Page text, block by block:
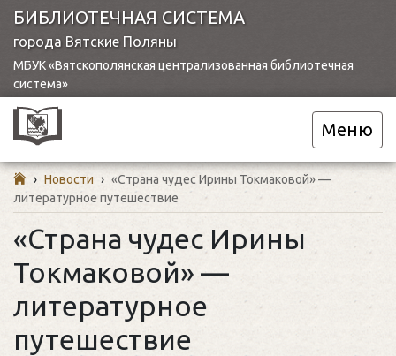
БИБЛИОТЕЧНАЯ СИСТЕМА
города Вятские Поляны
МБУК «Вятскополянская централизованная библиотечная
система»
Меню
› Новости › «Страна чудес Ирины Токмаковой» —
литературное путешествие
«Страна чудес Ирины
Токмаковой» —
литературное
путешествие